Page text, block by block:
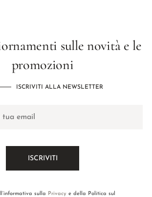
sulle novità e le
promozioni
ISCRIVITI ALLA NEWSLETTER
sulla Privacy e della Politica sul